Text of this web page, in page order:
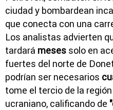
ciudad y bombardean
que conecta con una
Los analistas advierten
tardará meses solo en
fuertes del norte de
podrían ser necesarios
tome el tercio de la
ucraniano, calificando de